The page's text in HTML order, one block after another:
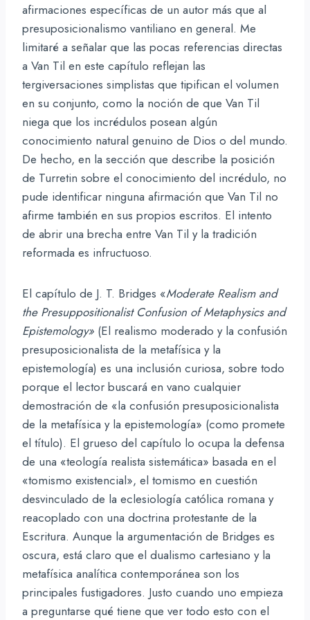
afirmaciones específicas de un autor más que al
presuposicionalismo vantiliano en general. Me
limitaré a señalar que las pocas referencias directas
a Van Til en este capítulo reflejan las
tergiversaciones simplistas que tipifican el volumen
en su conjunto, como la noción de que Van Til
niega que los incrédulos posean algún
conocimiento natural genuino de Dios o del mundo.
De hecho, en la sección que describe la posición
de Turretin sobre el conocimiento del incrédulo, no
pude identificar ninguna afirmación que Van Til no
afirme también en sus propios escritos. El intento
de abrir una brecha entre Van Til y la tradición
reformada es infructuoso.
El capítulo de J. T. Bridges «Moderate Realism and
the Presuppositionalist Confusion of Metaphysics and
Epistemology» (El realismo moderado y la confusión
presuposicionalista de la metafísica y la
epistemología) es una inclusión curiosa, sobre todo
porque el lector buscará en vano cualquier
demostración de «la confusión presuposicionalista
de la metafísica y la epistemología» (como promete
el título). El grueso del capítulo lo ocupa la defensa
de una «teología realista sistemática» basada en el
«tomismo existencial», el tomismo en cuestión
desvinculado de la eclesiología católica romana y
reacoplado con una doctrina protestante de la
Escritura. Aunque la argumentación de Bridges es
oscura, está claro que el dualismo cartesiano y la
metafísica analítica contemporánea son los
principales fustigadores. Justo cuando uno empieza
a preguntarse qué tiene que ver todo esto con el